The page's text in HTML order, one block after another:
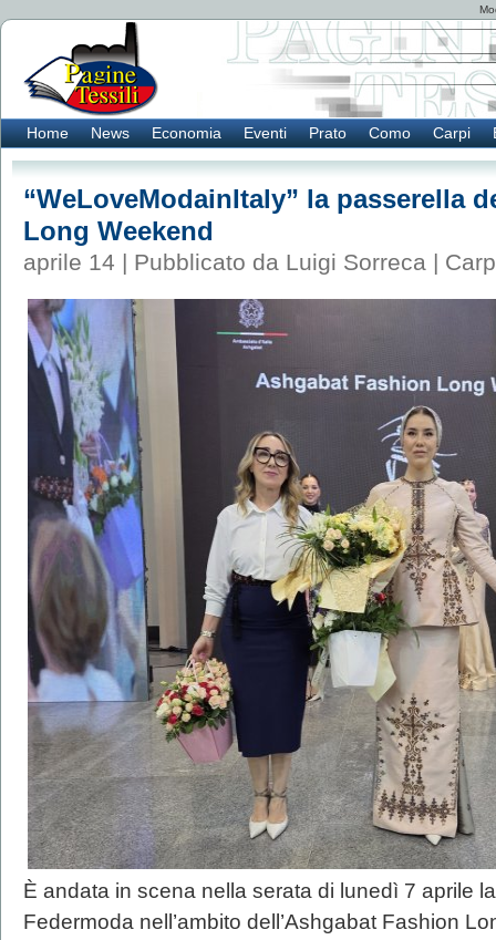
Home News Economia Eventi Prato Como Carpi
“WeLoveModainItaly” la passerella
Long Weekend
aprile 14 | Pubblicato da Luigi Sorreca |
È andata in scena nella serata di lunedì 7 aprile
Federmoda nell’ambito dell’Ashgabat Fashion